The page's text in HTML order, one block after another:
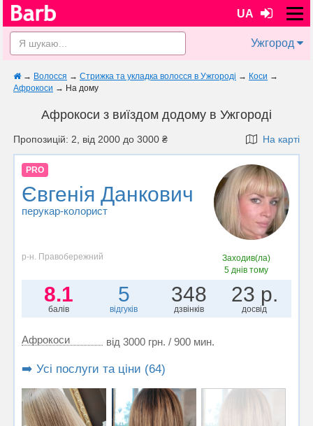
UA
Ужгород
→ Волосся → Стрижка та укладка волосся в Ужгороді → Коси →
Афрокоси → На дому
Афрокоси з виїздом додому в Ужгороді
Пропозицій: 2, від 2000 до 3000 ₴ На карті
PRO
Євгенія Данкович
перукар-колорист
р-н. Правобережний
Заходив(ла)
5 днів тому
8.1
балів
5
відгуків
348
дзвінків
23 р.
досвід
Афрокоси від 3000 грн. / 900 мин.
➡️ Усі послуги та ціни (64)